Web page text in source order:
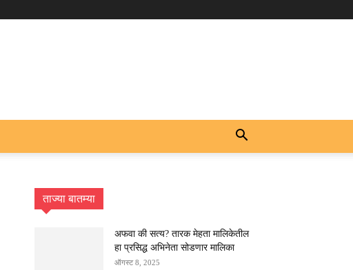
ताज्या बातम्या
अफवा की सत्य? तारक मेहता मालिकेतील
हा प्रसिद्ध अभिनेता सोडणार मालिका
ऑगस्ट 8, 2025